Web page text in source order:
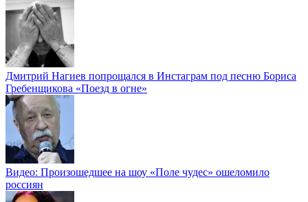
Дмитрий Нагиев попрощался в Инстаграм под песню Бориса
Гребенщикова «Поезд в огне»
Видео: Произошедшее на шоу «Поле чудес» ошеломило
россиян